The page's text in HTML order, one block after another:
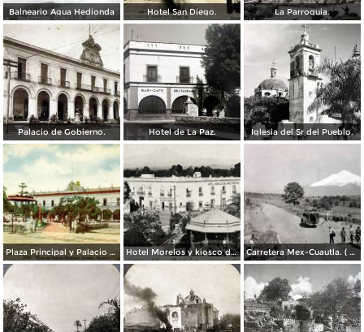
Balneario Agua Hedionda Hotel San Diego. La Parroquia.
Palacio de Gobierno. Hotel de La Paz. Iglesia del Sr del Pueblo.
Plaza Principal y Palacio Municipal Hotel Morelos y kiosco de la plaza Carretera Mex-Cuautla. ( Circulada el 14 de Octubre de 1938 ).